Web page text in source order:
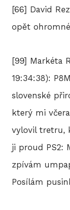
[66] David
opět
[99] Markéta
19:34:38):
slovenské
který mi
vylovil tretru,
ji proud PS2:
zpívám
Posílám